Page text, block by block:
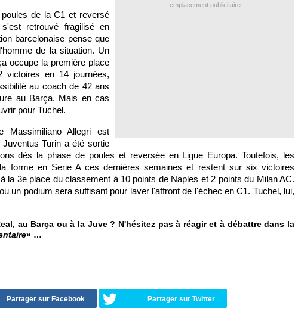
emplacement publicitaire
de la C1 et reversé
retrouvé fragilisé en
barcelonaise pense que
de la situation. Un
occupe la première place
victoires en 14 journées,
au coach de 42 ans
au Barça. Mais en cas
pour Tuchel.
Massimiliano Allegri est
Turin a été sortie
dès la phase de poules et reversée en Ligue Europa. Toutefois, les
forme en Serie A ces dernières semaines et restent sur six victoires
la 3e place du classement à 10 points de Naples et 2 points du Milan AC.
un podium sera suffisant pour laver l'affront de l'échec en C1. Tuchel, lui,
au Barça ou à la Juve ? N'hésitez pas à réagir et à débattre dans la
» …
Partager sur Facebook Partager sur Twitter